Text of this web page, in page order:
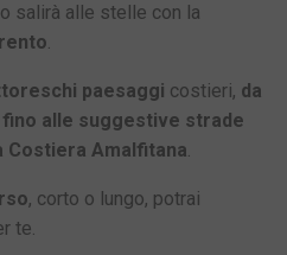
salirà alle stelle con la
.
paesaggi costieri, da
alle suggestive strade
Costiera Amalfitana.
, corto o lungo, potrai
te.